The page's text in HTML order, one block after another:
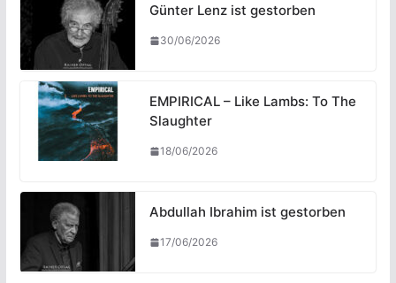
Günter Lenz ist gestorben
30/06/2026
EMPIRICAL – Like Lambs: To The
Slaughter
18/06/2026
Abdullah Ibrahim ist gestorben
17/06/2026